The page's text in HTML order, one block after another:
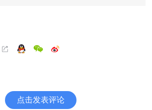
点击发表评论